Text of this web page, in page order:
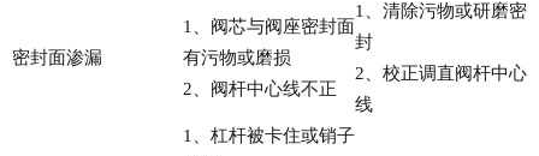
密封面渗漏
1、阀芯与阀座密封面
有污物或磨损
2、阀杆中心线不正
1、清除污物或研磨密
封
2、校正调直阀杆中心
线
1、杠杆被卡住或销子